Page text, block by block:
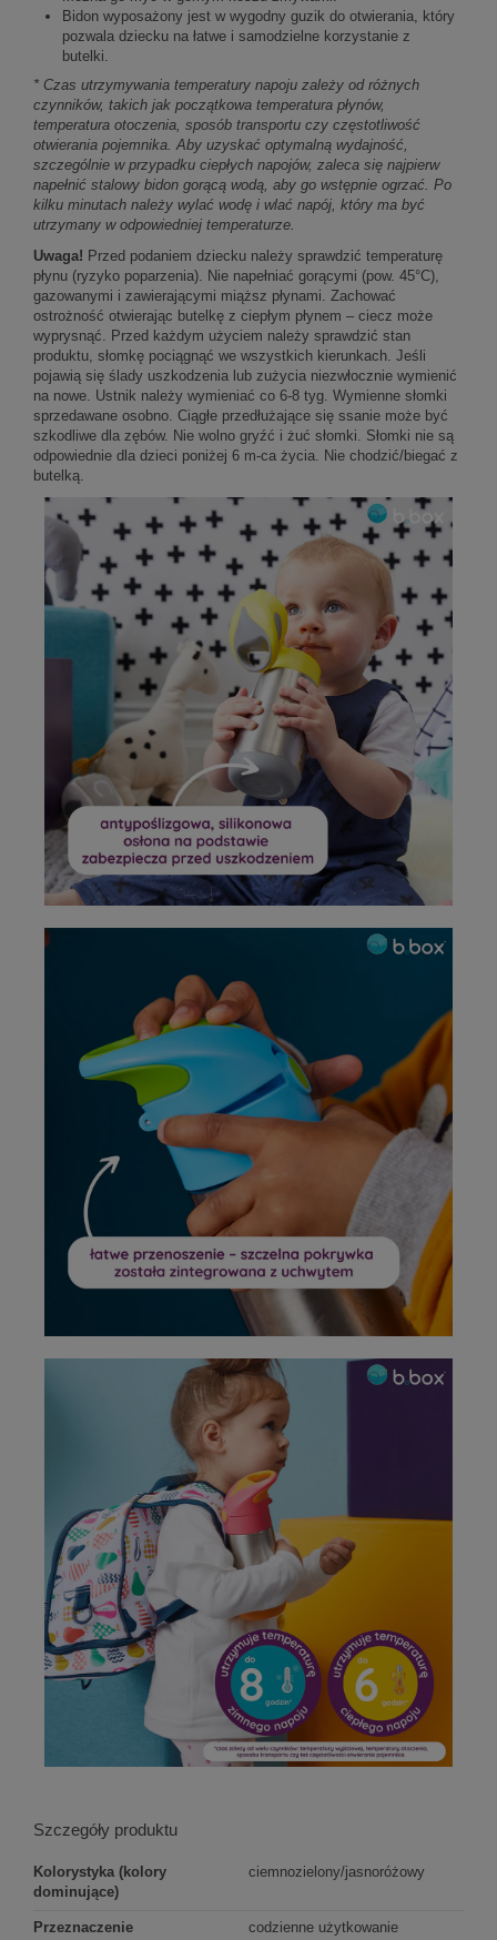
Bidon wyposażony jest w wygodny guzik do otwierania, który
pozwala dziecku na łatwe i samodzielne korzystanie z
butelki.
* Czas utrzymywania temperatury napoju zależy od różnych
czynników, takich jak początkowa temperatura płynów,
temperatura otoczenia, sposób transportu czy częstotliwość
otwierania pojemnika. Aby uzyskać optymalną wydajność,
szczególnie w przypadku ciepłych napojów, zaleca się najpierw
napełnić stalowy bidon gorącą wodą, aby go wstępnie ogrzać. Po
kilku minutach należy wylać wodę i wlać napój, który ma być
utrzymany w odpowiedniej temperaturze.
Uwaga! Przed podaniem dziecku należy sprawdzić temperaturę
płynu (ryzyko poparzenia). Nie napełniać gorącymi (pow. 45°C),
gazowanymi i zawierającymi miąższ płynami. Zachować
ostrożność otwierając butelkę z ciepłym płynem – ciecz może
wyprysnąć. Przed każdym użyciem należy sprawdzić stan
produktu, słomkę pociągnąć we wszystkich kierunkach. Jeśli
pojawią się ślady uszkodzenia lub zużycia niezwłocznie wymienić
na nowe. Ustnik należy wymieniać co 6-8 tyg. Wymienne słomki
sprzedawane osobno. Ciągłe przedłużające się ssanie może być
szkodliwe dla zębów. Nie wolno gryźć i żuć słomki. Słomki nie są
odpowiednie dla dzieci poniżej 6 m-ca życia. Nie chodzić/biegać z
butelką.
Szczegóły produktu
Kolorystyka (kolory
dominujące)
ciemnozielony/jasnoróżowy
Przeznaczenie
codzienne użytkowanie